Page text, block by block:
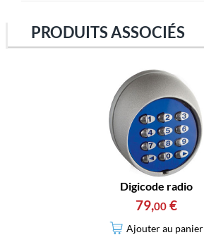
PRODUITS ASSOCIÉS
Digicode radio
79,00 €
Ajouter au panier